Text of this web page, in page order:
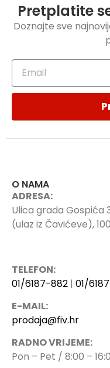
Pretplatite
Doznajte sve
O NAMA
ADRESA:
Ulica grada Gospića
(ulaz iz Čavićeve),
TELEFON:
01/6187-882 | 01/
E-MAIL:
prodaja@fiv.hr
RADNO VRIJEME:
Pon – Pet / 8:00 –